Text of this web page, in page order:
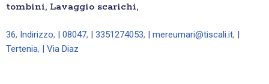
tombini, Lavaggio scarichi,
36, Indirizzo, | 08047, | 3351274053, | mereumari@tiscali.it,
Tertenia, | Via Diaz